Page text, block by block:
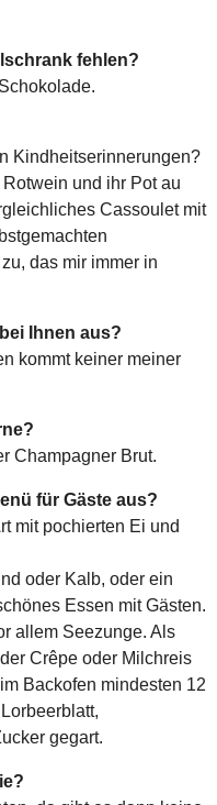
fehlen?
Kindheitserinnerungen?
und ihr Pot au
Cassoulet mit
das mir immer in
Ihnen aus?
kommt keiner meiner
Champagner Brut.
für Gäste aus?
mit pochierten Ei und
oder Kalb, oder ein
Essen mit Gästen.
allem Seezunge. Als
Crêpe oder Milchreis
Backofen mindesten 12
gegart.